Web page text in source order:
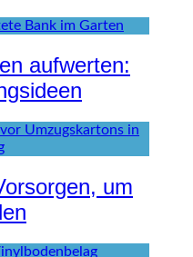
aufwerten:
um